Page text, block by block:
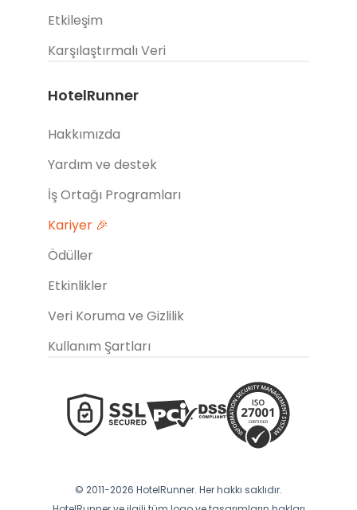
Etkileşim
Karşılaştırmalı Veri
HotelRunner
Hakkımızda
Yardım ve destek
İş Ortağı Programları
Kariyer 🎉
Ödüller
Etkinlikler
Veri Koruma ve Gizlilik
Kullanım Şartları
© 2011-2026 HotelRunner. Her hakkı saklıdır.